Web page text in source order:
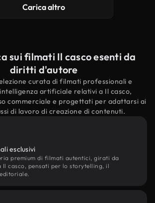
Carica altro
sui filmati Il casco esenti da
diritti d'autore
curata di filmati professionali e
artificiale relativi a Il casco,
commerciale e progettati per adattarsi ai
di lavoro di creazione di contenuti.
esclusivi
premium di filmati autentici, girati da
casco, pensati per lo storytelling, il